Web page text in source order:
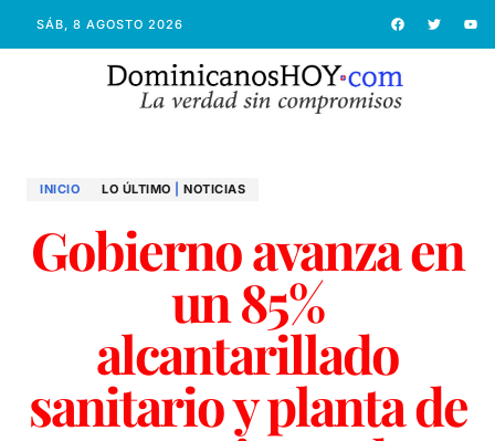
SÁB, 8 AGOSTO 2026
INICIO LO ÚLTIMO NOTICIAS
Gobierno avanza en
un 85%
alcantarillado
sanitario y planta de